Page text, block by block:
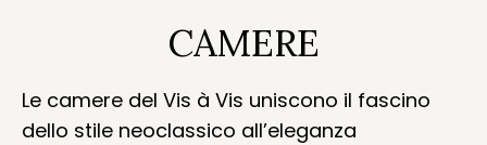
CAMERE
Le camere del Vis à Vis uniscono il fascino
dello stile neoclassico all’eleganza